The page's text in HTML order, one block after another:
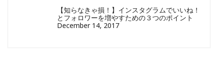
【知らなきゃ損！】インスタグラムでいいね！
とフォロワーを増やすための３つのポイント
December 14, 2017